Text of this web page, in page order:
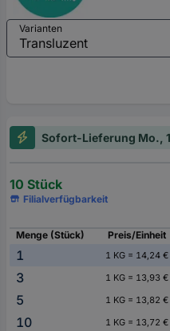
Varianten
Sofort-Lieferung Mo.,
10 Stück
Filialverfügbarkeit
Menge (Stück)
Preis/Einheit
1 1 KG = 14,24 €
3
1 KG = 13,93 €
5
1 KG = 13,82 €
10
1 KG = 13,72 €